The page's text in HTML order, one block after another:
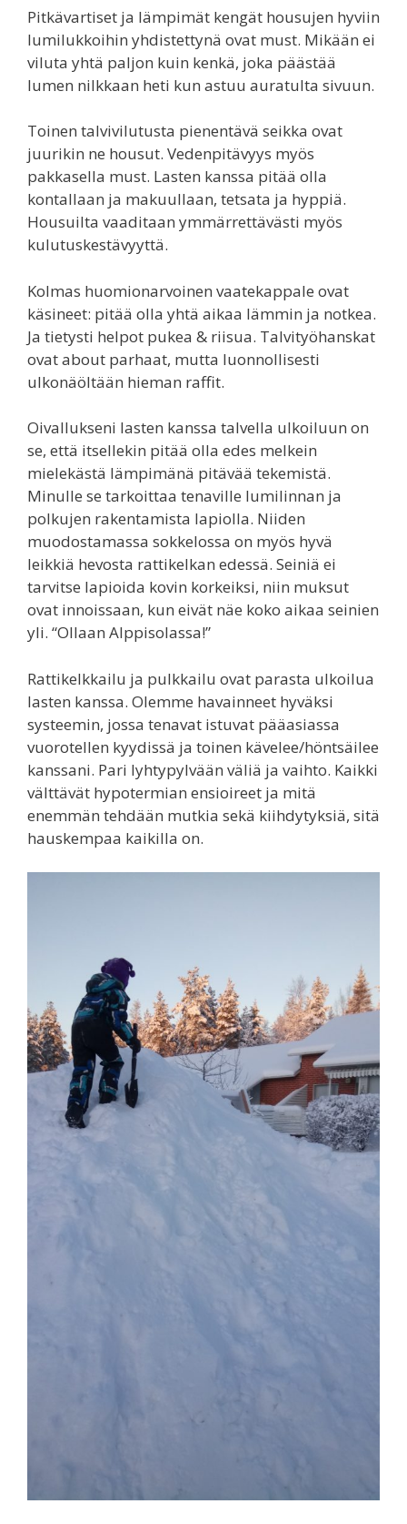
Pitkävartiset ja lämpimät kengät housujen hyviin
lumilukkoihin yhdistettynä ovat must. Mikään ei
viluta yhtä paljon kuin kenkä, joka päästää
lumen nilkkaan heti kun astuu auratulta sivuun.
Toinen talvivilutusta pienentävä seikka ovat
juurikin ne housut. Vedenpitävyys myös
pakkasella must. Lasten kanssa pitää olla
kontallaan ja makuullaan, tetsata ja hyppiä.
Housuilta vaaditaan ymmärrettävästi myös
kulutuskestävyyttä.
Kolmas huomionarvoinen vaatekappale ovat
käsineet: pitää olla yhtä aikaa lämmin ja notkea.
Ja tietysti helpot pukea & riisua. Talvityöhanskat
ovat about parhaat, mutta luonnollisesti
ulkonäöltään hieman raffit.
Oivallukseni lasten kanssa talvella ulkoiluun on
se, että itsellekin pitää olla edes melkein
mielekästä lämpimänä pitävää tekemistä.
Minulle se tarkoittaa tenaville lumilinnan ja
polkujen rakentamista lapiolla. Niiden
muodostamassa sokkelossa on myös hyvä
leikkiä hevosta rattikelkan edessä. Seiniä ei
tarvitse lapioida kovin korkeiksi, niin muksut
ovat innoissaan, kun eivät näe koko aikaa seinien
yli. “Ollaan Alppisolassa!”
Rattikelkkailu ja pulkkailu ovat parasta ulkoilua
lasten kanssa. Olemme havainneet hyväksi
systeemin, jossa tenavat istuvat pääasiassa
vuorotellen kyydissä ja toinen kävelee/höntsäilee
kanssani. Pari lyhtypylvään väliä ja vaihto. Kaikki
välttävät hypotermian ensioireet ja mitä
enemmän tehdään mutkia sekä kiihdytyksiä, sitä
hauskempaa kaikilla on.